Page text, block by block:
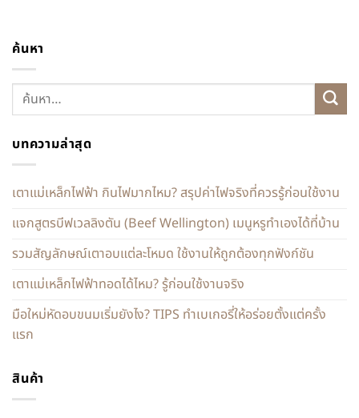
ค้นหา
บทความล่าสุด
เตาแม่เหล็กไฟฟ้า กินไฟมากไหม? สรุปค่าไฟจริงที่ควรรู้ก่อนใช้งาน
แจกสูตรบีฟเวลลิงตัน (Beef Wellington) เมนูหรูทำเองได้ที่บ้าน
รวมสัญลักษณ์เตาอบแต่ละโหมด ใช้งานให้ถูกต้องทุกฟังก์ชัน
เตาแม่เหล็กไฟฟ้าทอดได้ไหม? รู้ก่อนใช้งานจริง
มือใหม่หัดอบขนมเริ่มยังไง? TIPS ทำเบเกอรี่ให้อร่อยตั้งแต่ครั้ง
แรก
สินค้า